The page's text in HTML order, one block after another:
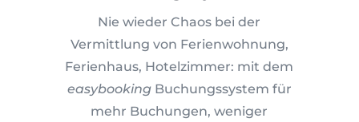
Nie wieder Chaos bei der
Vermittlung von Ferienwohnung,
Ferienhaus, Hotelzimmer: mit dem
easybooking Buchungssystem für
mehr Buchungen, weniger